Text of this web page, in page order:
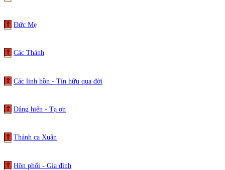
Đức Mẹ
Các Thánh
Các linh hồn - Tín hữu qua đời
Dâng hiến - Tạ ơn
Thánh ca Xuân
Hôn phối - Gia đình